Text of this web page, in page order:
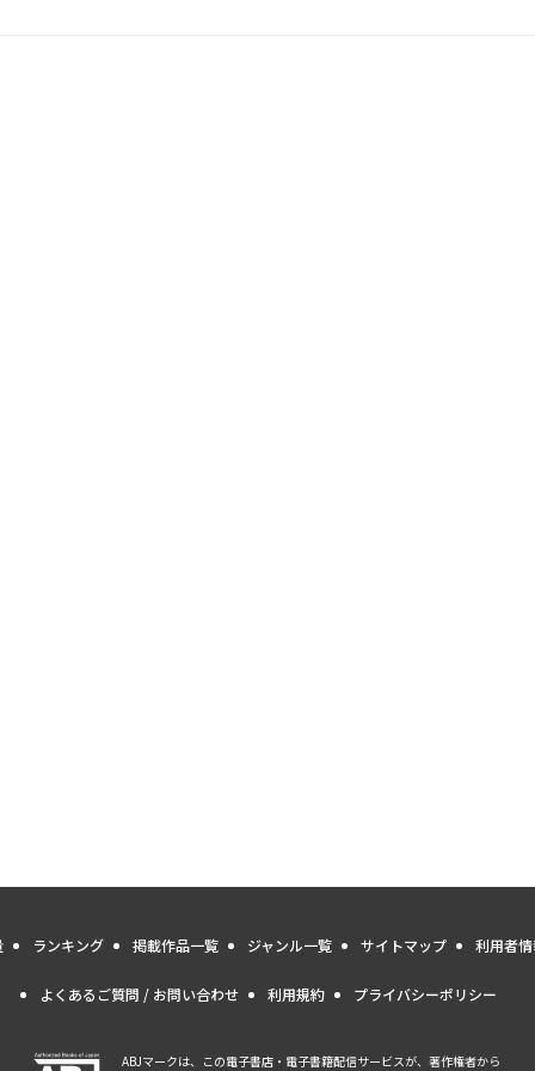
ランキング 掲載作品一覧 ジャンル一覧 サイトマップ 利用者
よくあるご質問 / お問い合わせ 利用規約 プライバシーポリシー
ABJマークは、この電子書店・電子書籍配信サービスが、著作権者から